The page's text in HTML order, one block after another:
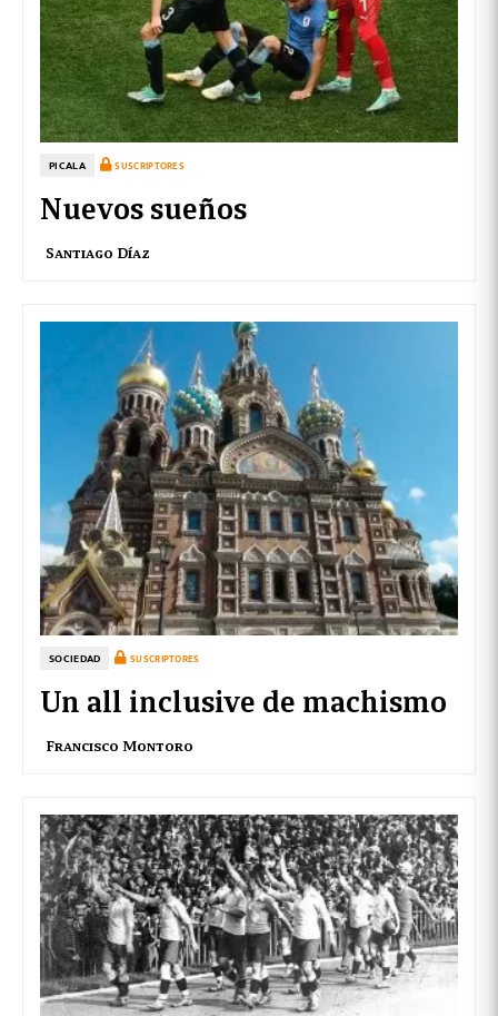
PICALA SUSCRIPTORES
Nuevos sueños
Santiago Díaz
SOCIEDAD SUSCRIPTORES
Un all inclusive de machismo
Francisco Montoro